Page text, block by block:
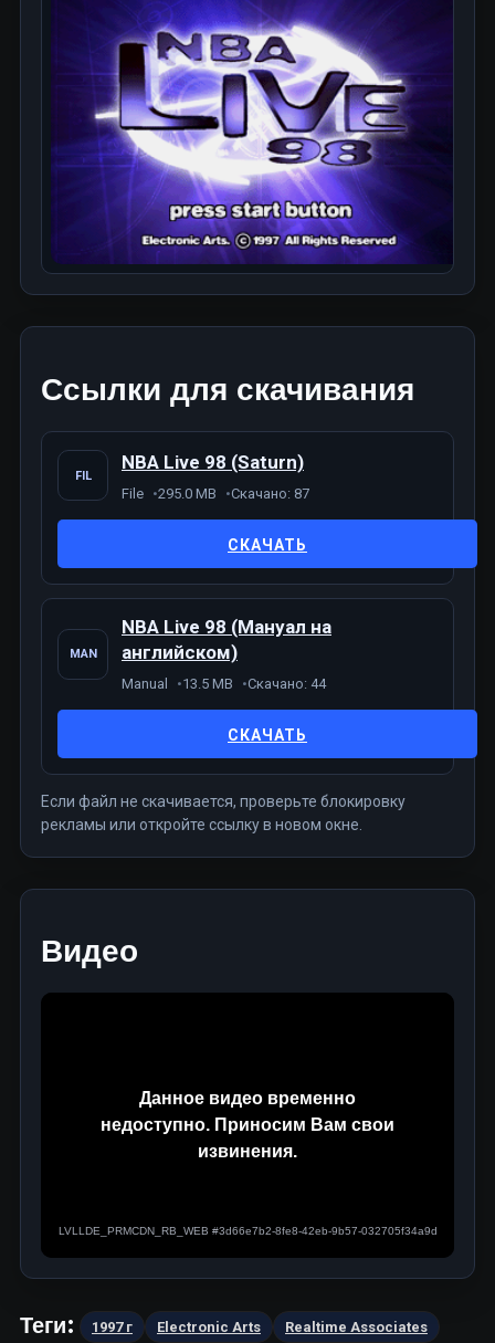
Ссылки для скачивания
FIL
NBA Live 98 (Saturn)
File 295.0 MB Скачано: 87
СКАЧАТЬ
MAN
NBA Live 98 (Мануал на
английском)
Manual 13.5 MB Скачано: 44
СКАЧАТЬ
Если файл не скачивается, проверьте блокировку
рекламы или откройте ссылку в новом окне.
Видео
Теги: 1997 г Electronic Arts
Realtime Associates